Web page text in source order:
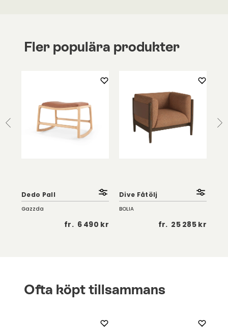
Fler populära produkter
Dedo Pall
Gazzda
fr. 6 490 kr
Dive Fåtölj
BOLIA
fr. 25 285 kr
Ofta köpt tillsammans